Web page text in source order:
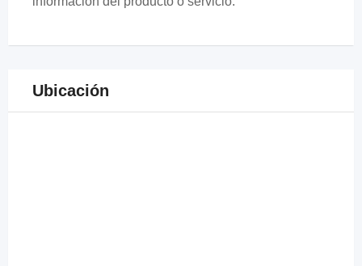
Ubicación